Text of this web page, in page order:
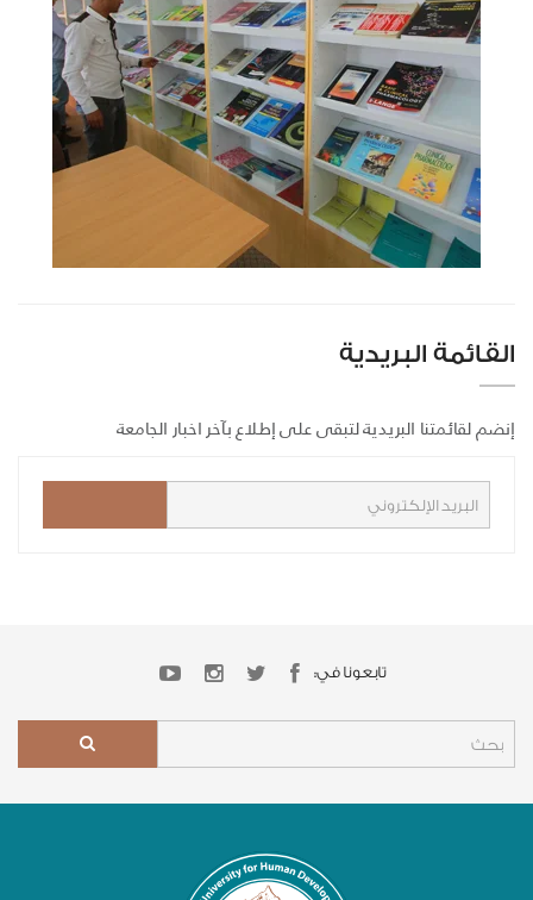
القائمة البريدية
إنضم لقائمتنا البريدية لتبقى على إطلاع بآخر اخبار الجامعة
تابعونا في: